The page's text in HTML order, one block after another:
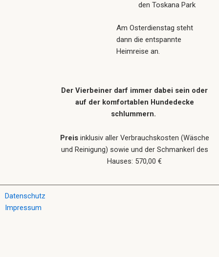
den Toskana Park
Am Osterdienstag steht
dann die entspannte
Heimreise an.
Der Vierbeiner darf immer dabei sein oder
auf der komfortablen Hundedecke
schlummern.
Preisinklusiv aller Verbrauchskosten (Wäsche
und Reinigung) sowie und der Schmankerl des
Hauses: 570,00 €
Datenschutz
Impressum